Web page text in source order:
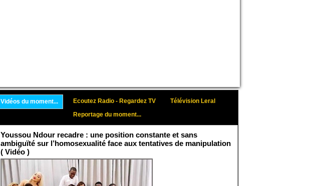
Vidéos du moment... Ecoutez Radio - Regardez TV
Télévision Leral
Reportage du moment...
Youssou Ndour recadre : une position constante et sans
ambiguïté sur l’homosexualité face aux tentatives de manipulation
( Vidéo )